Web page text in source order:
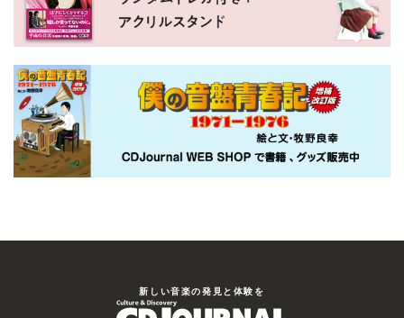
新しい⾳楽の発⾒と体験を